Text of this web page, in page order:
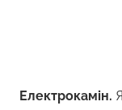
Електрокамін.